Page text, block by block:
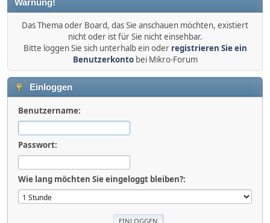
Warnung!
Das Thema oder Board, das Sie anschauen möchten, existiert
nicht oder ist für Sie nicht einsehbar.
Bitte loggen Sie sich unterhalb ein oder registrieren Sie ein
Benutzerkontobei Mikro-Forum
Einloggen
Benutzername:
Passwort:
Wie lang möchten Sie eingeloggt bleiben?: